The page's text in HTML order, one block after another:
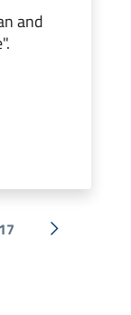
and
17 Successiva